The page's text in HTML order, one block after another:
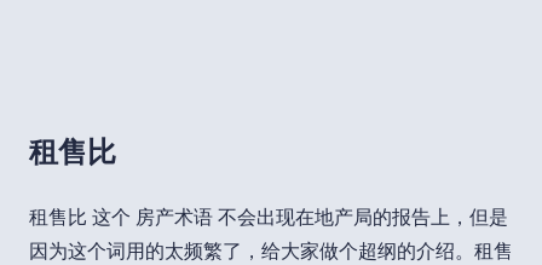
租售比
租售比 这个 房产术语 不会出现在地产局的报告上，但是
因为这个词用的太频繁了，给大家做个超纲的介绍。租售